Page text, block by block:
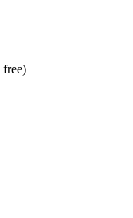
free)